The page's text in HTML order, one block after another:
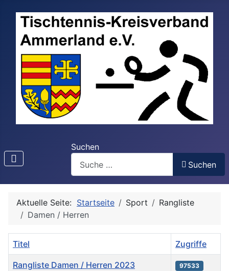
Suchen
Suchen
Aktuelle Seite: Startseite Sport
Rangliste
Damen / Herren
Titel Zugriffe
Rangliste Damen / Herren 2023 97533